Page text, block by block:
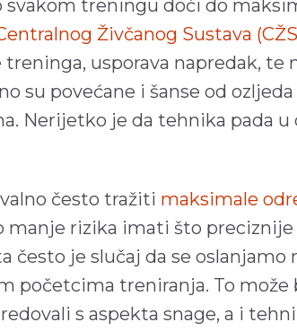
svakom treningu doći do
Živčanog Sustava
usporava napredak, te
su povećane i šanse od
Nerijetko je da tehnika pada u
često tražiti maksimale
manje rizika imati što
često je slučaj da se oslanjamo
početcima treniranja. To može
s aspekta snage, a i